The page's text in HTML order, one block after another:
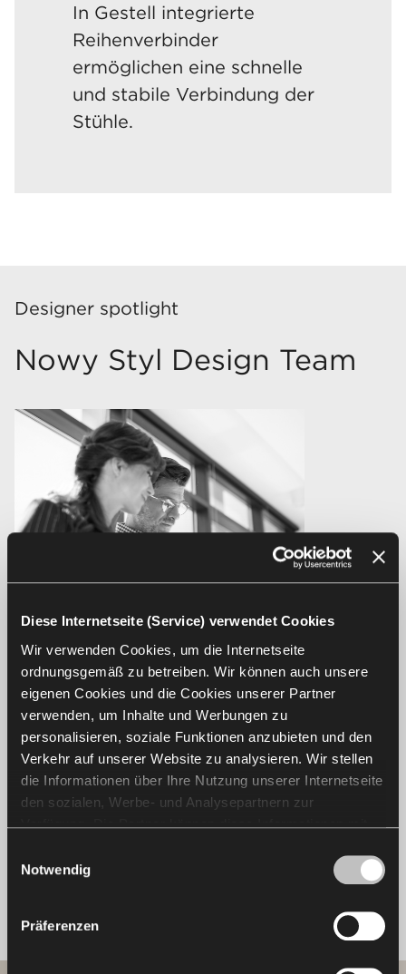
Diese Internetseite (Service) verwendet Cookies
Wir verwenden Cookies, um die Internetseite
ordnungsgemäß zu betreiben. Wir können auch unsere
eigenen Cookies und die Cookies unserer Partner
verwenden, um Inhalte und Werbungen zu
personalisieren, soziale Funktionen anzubieten und den
Verkehr auf unserer Website zu analysieren. Wir stellen
die Informationen über Ihre Nutzung unserer Internetseite
den sozialen, Werbe- und Analysepartnern zur
Verfügung. Die Partner können diese Informationen mit
erhaltenen Daten kombinieren. Die Verwendung von
Statistik-, Marketing- und Benutzerpräferenzen-Cookies
erfordert Ihre Zustimmung, welche Sie durch das Klicken
auf „Alle zulassen“ erteilen können. Wenn Sie Ihre
Notwendig
Präferenzen
In Gestell integrierte
Reihenverbinder
ermöglichen eine schnelle
und stabile Verbindung der
Stühle.
Designer spotlight
Nowy Styl Design Team
​Das Nowy Styl Design Team setzt sich aus
Innenarchitekten, Produktmanagern sowie
Ingenieuren zusammen. Ihre Fachkenntnisse und
Erfahrung, in Kombination mit den Wünschen und
und auf die Anforderungen moderner Büroräume
und ihrer Nutzer eingeht​.